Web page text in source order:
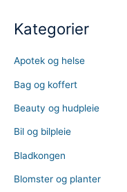
Kategorier
Apotek og helse
Bag og koffert
Beauty og hudpleie
Bil og bilpleie
Bladkongen
Blomster og planter